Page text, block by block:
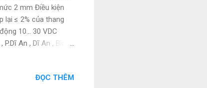
2 mm Điều kiện
lại ≤ 2% của thang
10… 30 VDC
An , Dĩ An , Bình
BI2-M12-AP6X-
ĐỌC THÊM